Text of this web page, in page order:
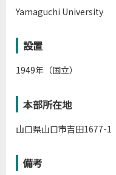
Yamaguchi University
設置
1949年（国立）
本部所在地
山口県山口市吉田1677-1
備考